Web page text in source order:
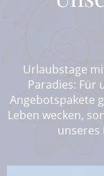
Urlaubstage
Paradies: Für
Angebotspakete
Leben wecken,
unseres